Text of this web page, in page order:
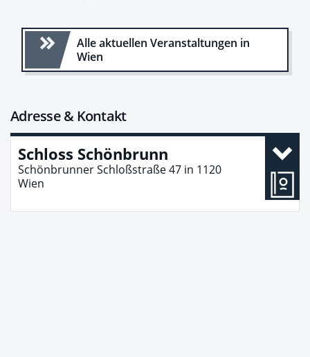
Alle aktuellen Veranstaltungen in
Wien
Adresse & Kontakt
Schloss Schönbrunn
Schönbrunner Schloßstraße 47 in 1120
Wien